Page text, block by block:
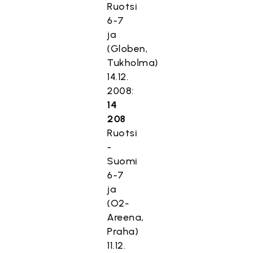
Ruotsi
6-7
ja
(Globen,
Tukholma)
14.12.
2008:
14
208
Ruotsi
-
Suomi
6-7
ja
(O2-
Areena,
Praha)
11.12.